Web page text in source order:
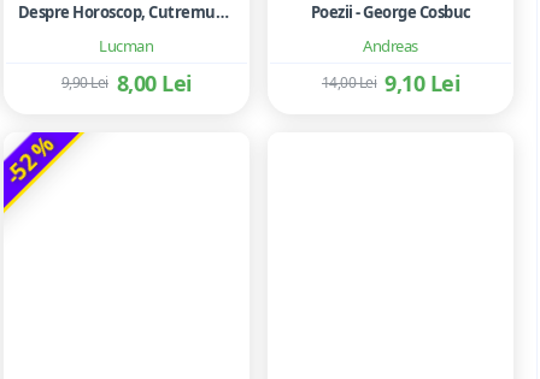
Lucman
Despre Horoscop, Cutremure Si Ghicirea Viitorului
8,00 Lei
9,90 Lei
Andreas
Poezii - George Cosbuc
9,10 Lei
14,00 Lei
%